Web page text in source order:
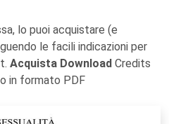
lo puoi acquistare (e
le facili indicazioni per
Acquista Download Credits
in formato PDF